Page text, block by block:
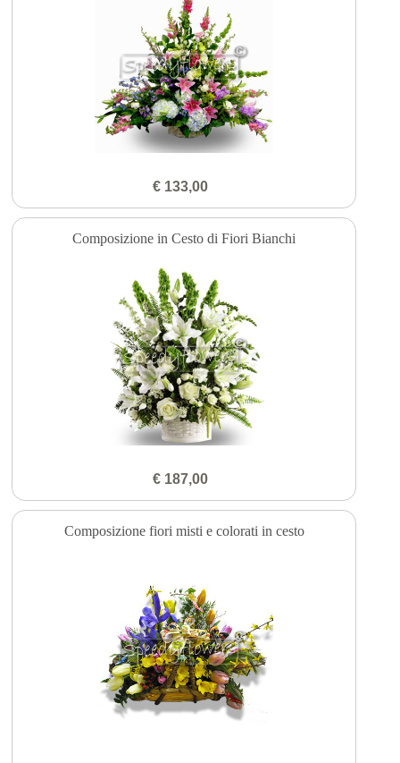
€ 133,00
Composizione in Cesto di Fiori Bianchi
€ 187,00
Composizione fiori misti e colorati in cesto